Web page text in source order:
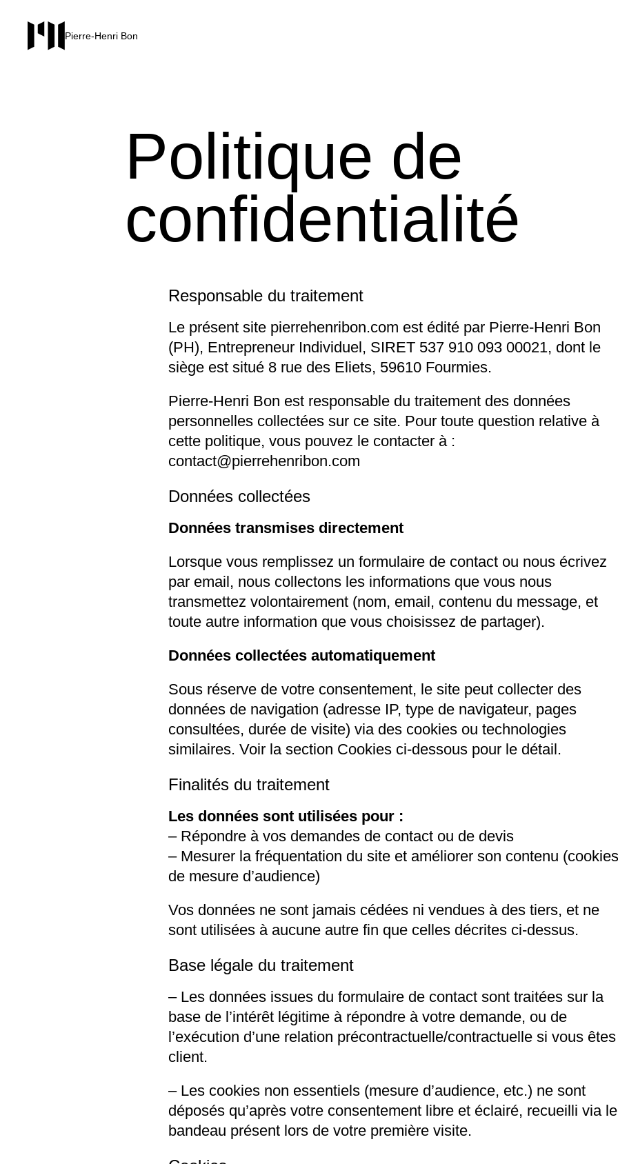
Pierre-Henri Bon
Politique de
confidentialité
Responsable du traitement
Le présent site pierrehenribon.com est édité par Pierre-Henri Bon
(PH), Entrepreneur Individuel, SIRET 537 910 093 00021, dont le
siège est situé 8 rue des Eliets, 59610 Fourmies.
Pierre-Henri Bon est responsable du traitement des données
personnelles collectées sur ce site. Pour toute question relative à
cette politique, vous pouvez le contacter à :
contact@pierrehenribon.com
Données collectées
Données transmises directement
Lorsque vous remplissez un formulaire de contact ou nous écrivez
par email, nous collectons les informations que vous nous
transmettez volontairement (nom, email, contenu du message, et
toute autre information que vous choisissez de partager).
Données collectées automatiquement
Sous réserve de votre consentement, le site peut collecter des
données de navigation (adresse IP, type de navigateur, pages
consultées, durée de visite) via des cookies ou technologies
similaires. Voir la section Cookies ci-dessous pour le détail.
Finalités du traitement
Les données sont utilisées pour :
– Répondre à vos demandes de contact ou de devis
– Mesurer la fréquentation du site et améliorer son contenu
de mesure d’audience)
Vos données ne sont jamais cédées ni vendues à des tiers, et ne
sont utilisées à aucune autre fin que celles décrites ci-dessus.
Base légale du traitement
– Les données issues du formulaire de contact sont traitées sur la
base de l’intérêt légitime à répondre à votre demande, ou de
l’exécution d’une relation précontractuelle/contractuelle si vous êtes
client.
– Les cookies non essentiels (mesure d’audience, etc.) ne sont
déposés qu’après votre consentement libre et éclairé, recueilli via le
bandeau présent lors de votre première visite.